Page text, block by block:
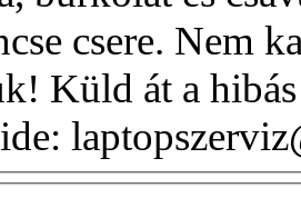
csere. Nem
küldök